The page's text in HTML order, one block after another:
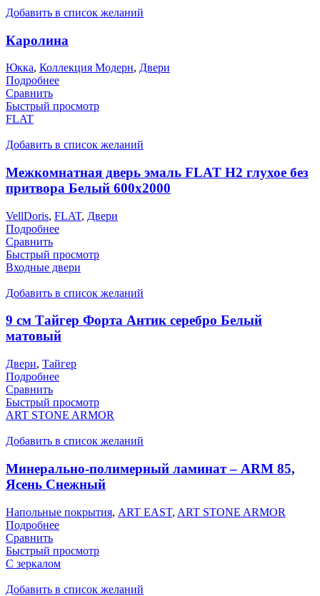
Добавить в список желаний
Каролина
Юкка, Коллекция Модерн, Двери
Подробнее
Сравнить
Быстрый просмотр
FLAT
Добавить в список желаний
Межкомнатная дверь эмаль FLAT H2 глухое без
притвора Белый 600х2000
VellDoris, FLAT, Двери
Подробнее
Сравнить
Быстрый просмотр
Входные двери
Добавить в список желаний
9 см Тайгер Форта Антик серебро Белый
матовый
Двери, Тайгер
Подробнее
Сравнить
Быстрый просмотр
ART STONE ARMOR
Добавить в список желаний
Минерально-полимерный ламинат – ARM 85,
Ясень Снежный
Напольные покрытия, ART EAST, ART STONE ARMOR
Подробнее
Сравнить
Быстрый просмотр
С зеркалом
Добавить в список желаний